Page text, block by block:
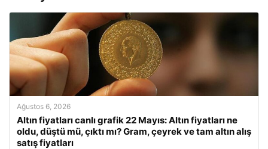
Ağustos 6, 2026
Altın fiyatları canlı grafik 22 Mayıs: Altın fiyatları ne
oldu, düştü mü, çıktı mı? Gram, çeyrek ve tam altın alış
satış fiyatları